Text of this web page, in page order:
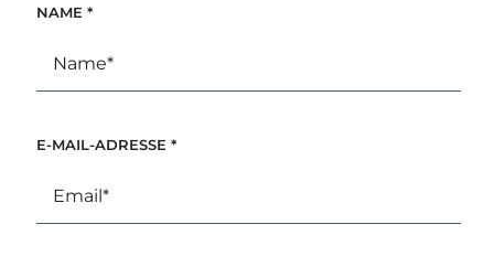
NAME *
E-MAIL-ADRESSE *